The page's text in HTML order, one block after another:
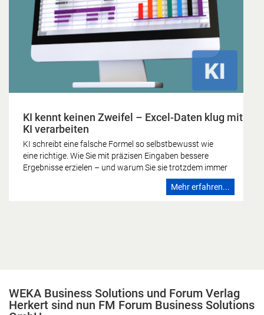
KI kennt keinen Zweifel – Excel-Daten klug mit
KI verarbeiten
KI schreibt eine falsche Formel so selbstbewusst wie
eine richtige. Wie Sie mit präzisen Eingaben bessere
Ergebnisse erzielen – und warum Sie sie trotzdem immer
gegenprüfen sollten. Die KI kennt keinen Zweifel Wer
schon einmal eine Formel falsch gebaut hat, kennt das
Modell nicht hat, muss der Mensch beisteuern – und
zwar an zwei Stellen: einmal zu Beginn, durch präzise
Mehr erfahren...
WEKA Business Solutions und Forum Verlag
Herkert sind nun FM Forum Business Solutions